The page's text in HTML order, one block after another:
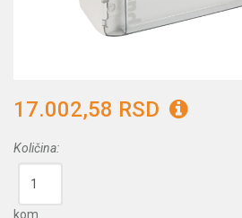
17.002,58 RSD
Količina:
kom